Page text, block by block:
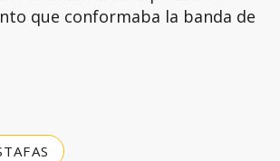
que conformaba la banda de